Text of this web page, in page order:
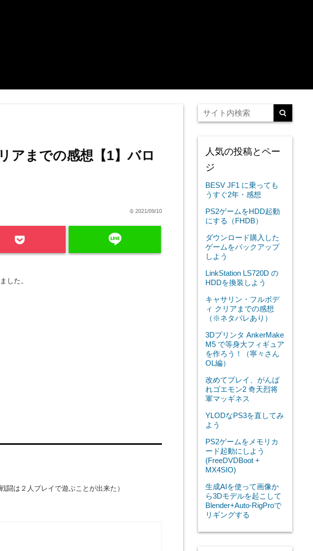
アまでの感想【1】バロ
time 2021/09/10
line
した。
は２人プレイで遊ぶことが出来た）
人気の投稿とペー
ジ
BESV JF1 に乗っても
うすぐ2年・感想
PS2ゲームをHDD起動
にする（FHDB）
ダウンロード購入した
ゲームをバックアップ
しよう
LinkStation LS720D の
HDDを換装しよう
キャサリン・フルボデ
ィ クリアまでの感想
（※ネタバレあり）
3Dプリンタ AnkerMake
M5 で等身大フィギュア
を作ろう！（寧々さん
OL編）
改めてプレイ、がんば
れゴエモン2 奇天烈将
軍マッギネス
YLODなPS3を直してみ
よう
PS2ゲームをメモリカ
ード起動にしよう
(FreeDVDBoot +
MX4SIO)
生成AIを使って画像か
ら3Dモデルを起こして
Blender+Auto-RigProで
リギングする